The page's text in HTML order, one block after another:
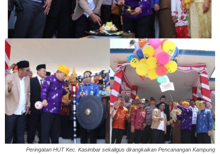
Peringatan HUT Kec. Kasimbar sekaligus dirangkaikan Pencanangan Kampung